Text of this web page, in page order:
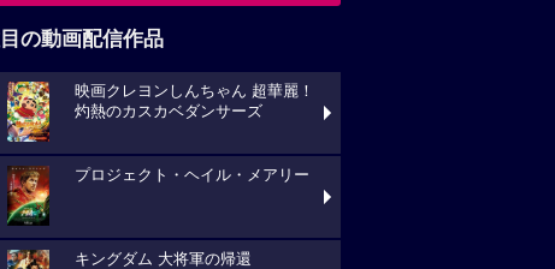
の動画配信作品
映画クレヨンしんちゃん 超華麗！
灼熱のカスカベダンサーズ
プロジェクト・ヘイル・メアリー
キングダム 大将軍の帰還